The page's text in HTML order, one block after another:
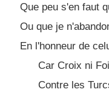
Que peu s'en faut
Ou que je
En l'honneur de
Car Croix ni
Contre les